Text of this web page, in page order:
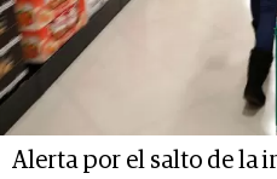
Alerta por el salto de la